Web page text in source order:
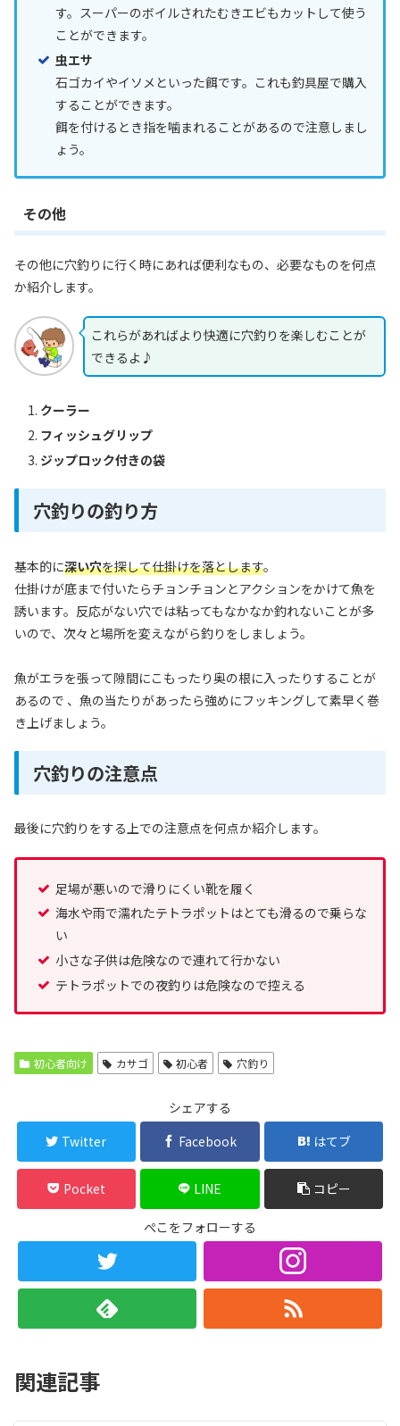
す。スーパーのボイルされたむきエビもカットして使う
ことができます。
虫エサ
石ゴカイやイソメといった餌です。これも釣具屋で購入
することができます。
餌を付けるとき指を噛まれることがあるので注意しまし
ょう。
その他
その他に穴釣りに行く時にあれば便利なもの、必要なものを何点
か紹介します。
これらがあればより快適に穴釣りを楽しむことが
できるよ♪
クーラー
フィッシュグリップ
ジップロック付きの袋
穴釣りの釣り方
基本的に深い穴を探して仕掛けを落とします。
仕掛けが底まで付いたらチョンチョンとアクションをかけて魚を
誘います。反応がない穴では粘ってもなかなか釣れないことが多
いので、次々と場所を変えながら釣りをしましょう。
魚がエラを張って隙間にこもったり奥の根に入ったりすることが
あるので 、魚の当たりがあったら強めにフッキングして素早く巻
き上げましょう。
穴釣りの注意点
最後に穴釣りをする上での注意点を何点か紹介します。
足場が悪いので滑りにくい靴を履く
海水や雨で濡れたテトラポットはとても滑るので乗らな
い
小さな子供は危険なので連れて行かない
テトラポットでの夜釣りは危険なので控える
初心者向け カサゴ 初心者 穴釣り
シェアする
Twitter
Facebook はてブ
Pocket LINE コピー
ぺこをフォローする
関連記事